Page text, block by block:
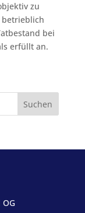
zu
bei
erfüllt an.